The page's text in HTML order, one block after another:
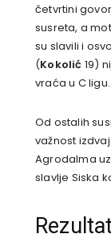
četvrtini
susreta, a
su slavili i
(Kokolić 19)
vraća u C ligu.
Od ostalih
važnost
Agrodalma
slavlje Siska